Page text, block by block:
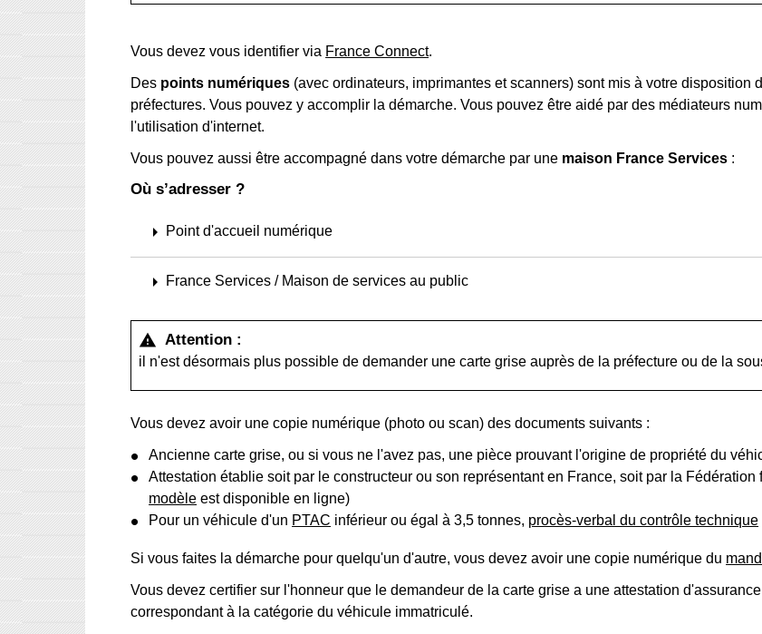
Vous devez vous identifier via France Connect.
Des points numériques (avec ordinateurs, imprimantes et scanners) sont mis à votre disposition
préfectures. Vous pouvez y accomplir la démarche. Vous pouvez être aidé par des médiateurs
l'utilisation d'internet.
Vous pouvez aussi être accompagné dans votre démarche par une maison France Services :
Où s’adresser ?
arrow_right Point d'accueil numérique
arrow_right France Services / Maison de services au public
warning Attention :
il n'est désormais plus possible de demander une carte grise auprès de la préfecture ou de la
Vous devez avoir une copie numérique (photo ou scan) des documents suivants :
Ancienne carte grise, ou si vous ne l'avez pas, une pièce prouvant l'origine de propriété du
Attestation établie soit par le constructeur ou son représentant en France, soit par la
modèle est disponible en ligne)
Pour un véhicule d'un PTAC inférieur ou égal à 3,5 tonnes, procès-verbal du contrôle technique
Si vous faites la démarche pour quelqu'un d'autre, vous devez avoir une copie numérique du
Vous devez certifier sur l'honneur que le demandeur de la carte grise a une attestation
correspondant à la catégorie du véhicule immatriculé.